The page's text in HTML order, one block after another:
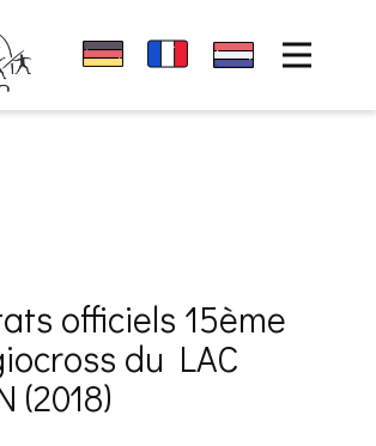
officiels 15ème
du LAC
(2018)